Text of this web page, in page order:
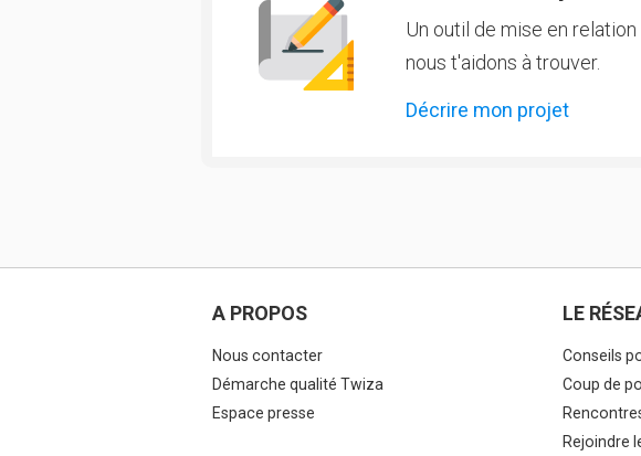
Un outil de mise en
nous t'aidons à trouver.
Décrire mon projet
A PROPOS
Nous contacter
Démarche qualité Twiza
Espace presse
LE
Conseils
Coup de
Rejoindre